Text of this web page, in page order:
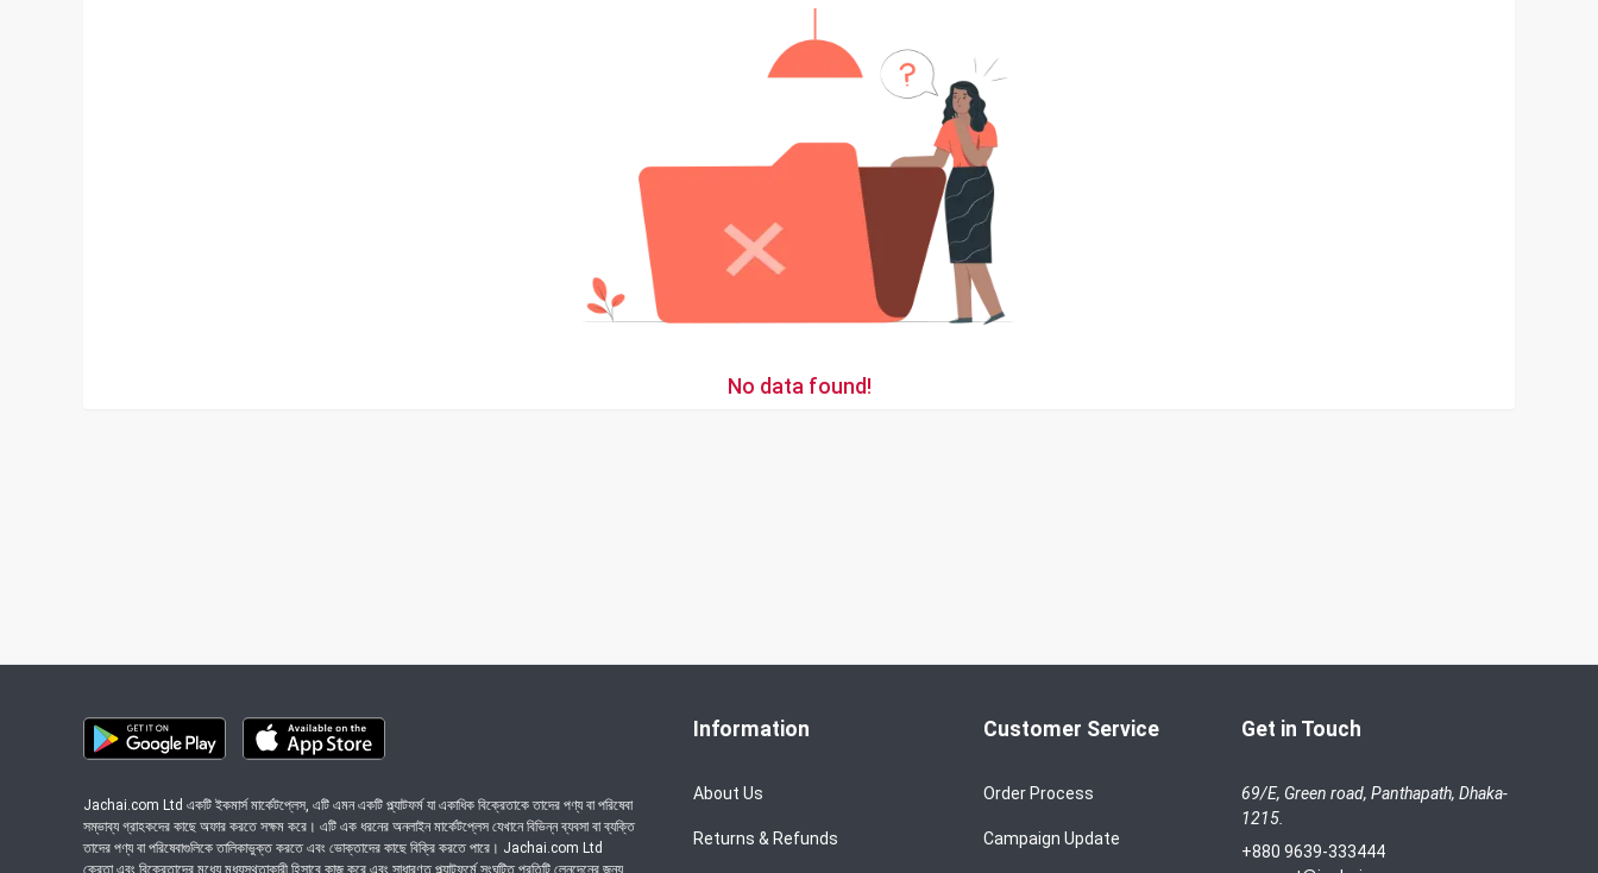
No data found!
Jachai.com Ltd একটি ইকমার্স মার্কেটপ্লেস, এটি এমন একটি প্ল্যাটফর্ম যা একাধিক বিক্রেতাকে তাদের পণ্য বা পরিষেবা
সম্ভাব্য গ্রাহকদের কাছে অফার করতে সক্ষম করে। এটি এক ধরনের অনলাইন মার্কেটপ্লেস যেখানে বিভিন্ন ব্যবসা বা ব্যক্তি
তাদের পণ্য বা পরিষেবাগুলিকে তালিকাভুক্ত করতে এবং ভোক্তাদের কাছে বিক্রি করতে পারে। Jachai.com Ltd
ক্রেতা এবং বিক্রেতাদের মধ্যে মধ্যস্থতাকারী হিসাবে কাজ করে এবং সাধারণত প্ল্যাটফর্মে সংঘটিত প্রতিটি লেনদেনের জন্য
Information
About Us
Returns & Refunds
Customer Service
Order Process
Campaign Update
Get in Touch
69/E, Green road, Panthapath, Dhaka-
1215.
+880 9639-333444